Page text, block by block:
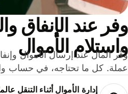
عند الإنفاق
الأموال
كل ما تحتاجه، في حساب
إدارة الأموال أثناء التنقل عالميًا.